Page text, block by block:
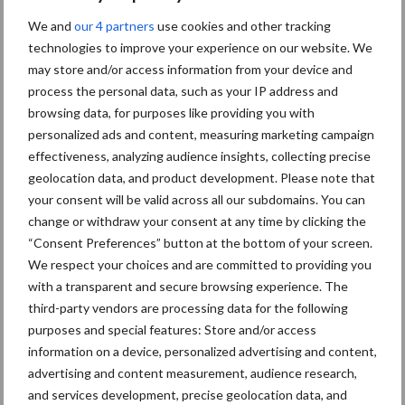
We and our 4 partners use cookies and other tracking
technologies to improve your experience on our website. We
may store and/or access information from your device and
process the personal data, such as your IP address and
browsing data, for purposes like providing you with
personalized ads and content, measuring marketing campaign
effectiveness, analyzing audience insights, collecting precise
geolocation data, and product development. Please note that
your consent will be valid across all our subdomains. You can
change or withdraw your consent at any time by clicking the
“Consent Preferences” button at the bottom of your screen.
We respect your choices and are committed to providing you
with a transparent and secure browsing experience. The
third-party vendors are processing data for the following
purposes and special features: Store and/or access
information on a device, personalized advertising and content,
advertising and content measurement, audience research,
and services development, precise geolocation data, and
nader te onderzoeken.
Ongebruikte reststomen optimaal
benutten
In de afrondende paneldiscussie kwamen alle voorgaande
discussies weer bij elkaar in een plenair gesprek met
bedrijfsleven, kennisinstituten en belangen organisaties. Tijdens
de discussie werd met name gekeken naar de kansen die er zijn,
en naar wat wél kan voor het optimaal gebruiken van onbenutte
reststromen en (dierlijke) bijproducten voor diervoeding. Middels
deze dag hebben wij gezamenlijk een grote stap in de goede
richting gezet.
Bron: Nevedi
Aanbevolen voor jou!